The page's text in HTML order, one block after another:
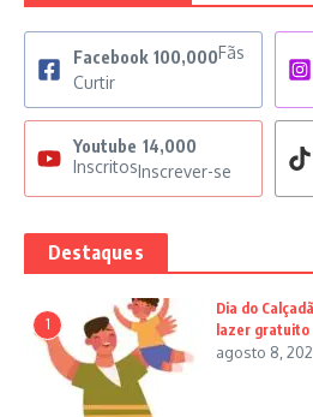
Facebook 100,000Fãs
Curtir
Youtube 14,000
InscritosInscrever-se
Destaques
1
Dia do
lazer
agosto 8,